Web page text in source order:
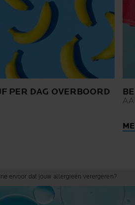
PER DAG OVERBOORD
ervoor dat jouw allergieën verergeren?